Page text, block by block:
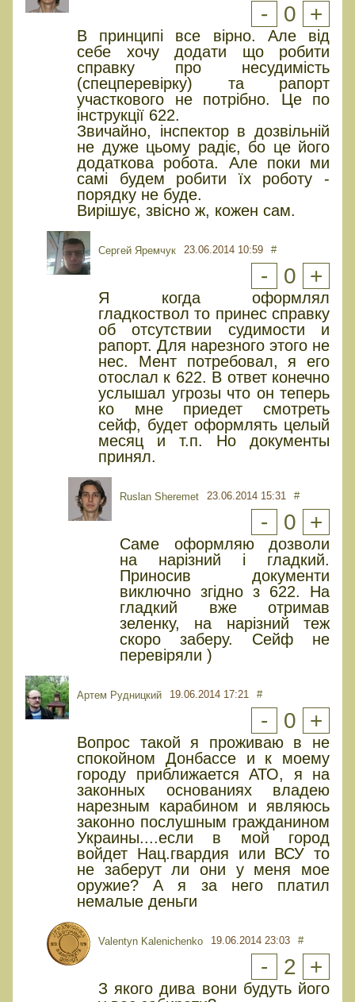
- 0 +
В принципі все вірно. Але від
себе хочу додати що робити
справку про несудимість
(спецперевірку) та рапорт
участкового не потрібно. Це по
інструкції 622.
Звичайно, інспектор в дозвільній
не дуже цьому радіє, бо це його
додаткова робота. Але поки ми
самі будем робити їх роботу -
порядку не буде.
Вирішує, звісно ж, кожен сам.
Сергей Яремчук 23.06.2014 10:59 #
- 0 +
Я когда оформлял
гладкоствол то принес справку
об отсутствии судимости и
рапорт. Для нарезного этого не
нес. Мент потребовал, я его
отослал к 622. В ответ конечно
услышал угрозы что он теперь
ко мне приедет смотреть
сейф, будет оформлять целый
месяц и т.п. Но документы
принял.
Ruslan Sheremet 23.06.2014 15:31 #
- 0 +
Саме оформляю дозволи
на нарізний і гладкий.
Приносив документи
виключно згідно з 622. На
гладкий вже отримав
зеленку, на нарізний теж
скоро заберу. Сейф не
перевіряли )
Артем Рудницкий 19.06.2014 17:21 #
- 0 +
Вопрос такой я проживаю в не
спокойном Донбассе и к моему
городу приближается АТО, я на
законных основаниях владею
нарезным карабином и являюсь
законно послушным гражданином
Украины....если в мой город
войдет Нац.гвардия или ВСУ то
не заберут ли они у меня мое
оружие? А я за него платил
немалые деньги
Valentyn Kalenichenko 19.06.2014 23:03 #
- 2 +
З якого дива вони будуть його